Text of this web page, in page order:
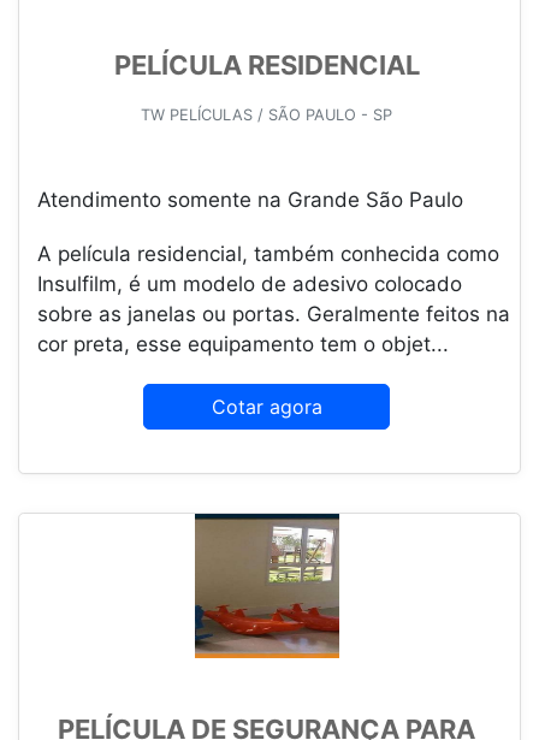
PELÍCULA RESIDENCIAL
TW PELÍCULAS / SÃO PAULO - SP
Atendimento somente na Grande São Paulo
A película residencial, também conhecida como
Insulfilm, é um modelo de adesivo colocado
sobre as janelas ou portas. Geralmente feitos na
cor preta, esse equipamento tem o objet...
Cotar agora
PELÍCULA DE SEGURANÇA PARA